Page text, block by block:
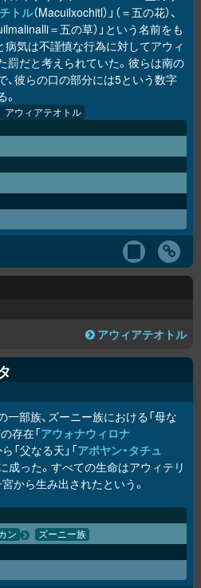
トル（Macuilxochitl）」（＝五の花）、
＝五の草）」という名前をも
病気は不謹慎な行為に対してアウィ
罰だと考えられていた。彼らは南の
、彼らの口の部分には5という数字
アウィアテオトル
アウィアテオトル
部族、ズーニー族における「母な
存在「アウォナウィロナ
「父なる天」「アポヤン・タチュ
成った。すべての生命はアウィテリ
から生み出されたという。
ン ズーニー族